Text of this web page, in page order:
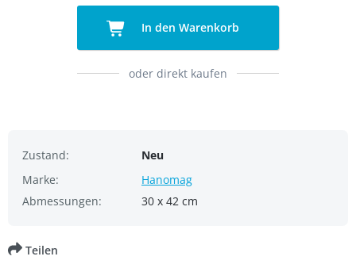
In den Warenkorb
oder direkt kaufen
Zustand:
Neu
Marke:
Hanomag
Abmessungen:
30 x 42 cm
Teilen